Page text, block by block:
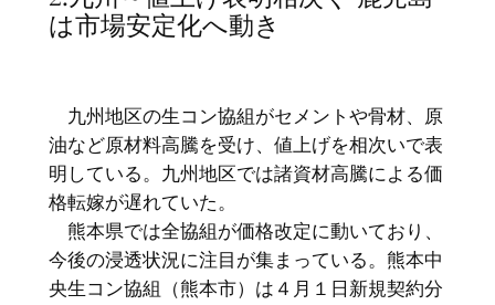
は市場安定化へ動き
九州地区の生コン協組がセメントや骨材、原
油など原材料高騰を受け、値上げを相次いで表
明している。九州地区では諸資材高騰による価
格転嫁が遅れていた。
熊本県では全協組が価格改定に動いており、
今後の浸透状況に注目が集まっている。熊本中
央生コン協組（熊本市）は４月１日新規契約分